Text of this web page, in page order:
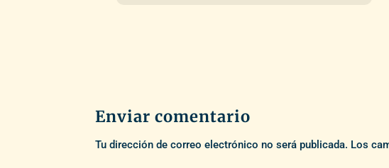
Enviar comentario
Tu dirección de correo electrónico no será publicada. Los